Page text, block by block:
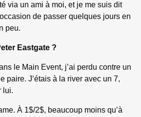
via un ami à moi, et je me suis dit
de passer quelques jours en
peu.
Eastgate ?
le Main Event, j’ai perdu contre un
paire. J’étais à la river avec un 7,
lui.
À 1$/2$, beaucoup moins qu’à